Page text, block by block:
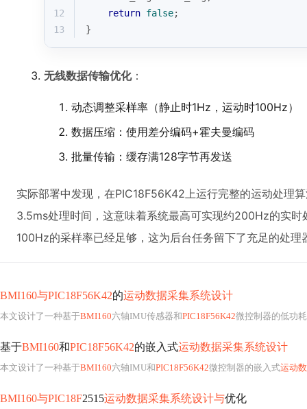
12
return false;
13
}
无线数据传输优化：
动态调整采样率（静止时1Hz，运动时100Hz）
数据压缩：使用差分编码+霍夫曼编码
批量传输：缓存满128字节再发送
实际部署中发现，在PIC18F56K42上运行完整的运动处理
3.5ms处理时间，这意味着系统最高可实现约200Hz的实
100Hz的采样率已经足够，这为后台任务留下了充足的处理
BMI160与PIC18F56K42的运动数据采集系统设计
本文设计了一种基于BMI160六轴IMU传感器和PIC18F56K42微控制器的低功耗
基于BMI160和PIC18F56K42的嵌入式运动数据采集系统设计
本文设计了一种基于BMI160六轴IMU和PIC18F56K42微控制器的嵌入式运动
BMI160与PIC18F2515运动数据采集系统设计与优化